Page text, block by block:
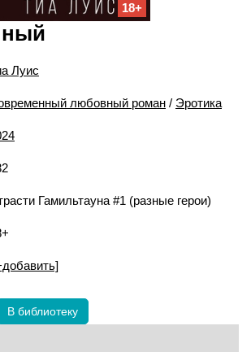
18+
Луис
любовный роман / Эротика
Гамильтауна #1 (разные герои)
В библиотеку